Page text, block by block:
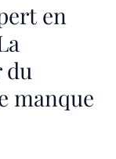
en
manque